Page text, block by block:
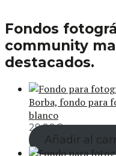
Fondos
community
destacados.
Borba, fondo para
blanco
29,90€
Añadir al